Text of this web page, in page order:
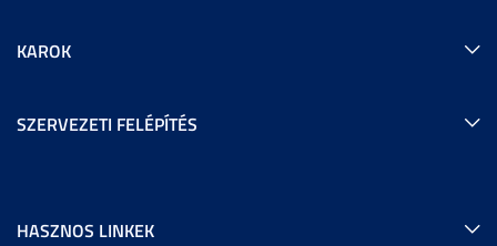
KAROK
SZERVEZETI FELÉPÍTÉS
HASZNOS LINKEK